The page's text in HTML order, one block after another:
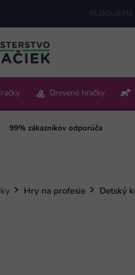
BLOGUJEME
Drevené hračky
99% zákazníkov odporúča
Hry na profesie Detský